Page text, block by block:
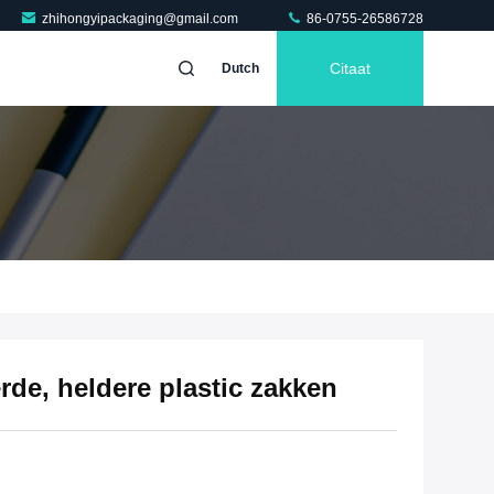
zhihongyipackaging@gmail.com 86-0755-26586728
Dutch Citaat
heldere plastic zakken